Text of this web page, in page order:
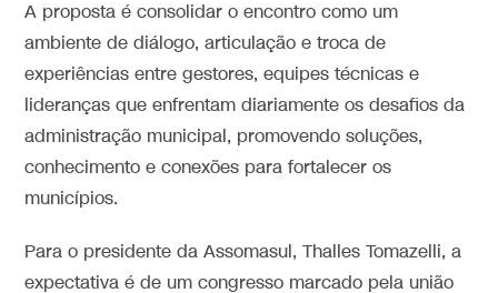
A proposta é consolidar o encontro como um
ambiente de diálogo, articulação e troca de
experiências entre gestores, equipes técnicas e
lideranças que enfrentam diariamente os desafios da
administração municipal, promovendo soluções,
conhecimento e conexões para fortalecer os
municípios.
Para o presidente da Assomasul, Thalles Tomazelli, a
expectativa é de um congresso marcado pela união